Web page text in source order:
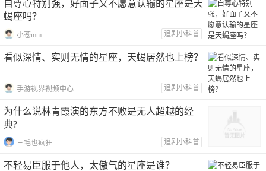
自尊心特别强，好面子又不愿意认输的星座是天
蝎座吗？
小苍mm 追剧小科普
看似深情、实则无情的星座，天蝎居然也上榜？
手游视界视频中心 追剧小科普
为什么说林青霞演的东方不败是无人超越的经
典?
三毛也疯狂 追剧小科普
不轻易臣服于他人，太傲气的星座是谁？